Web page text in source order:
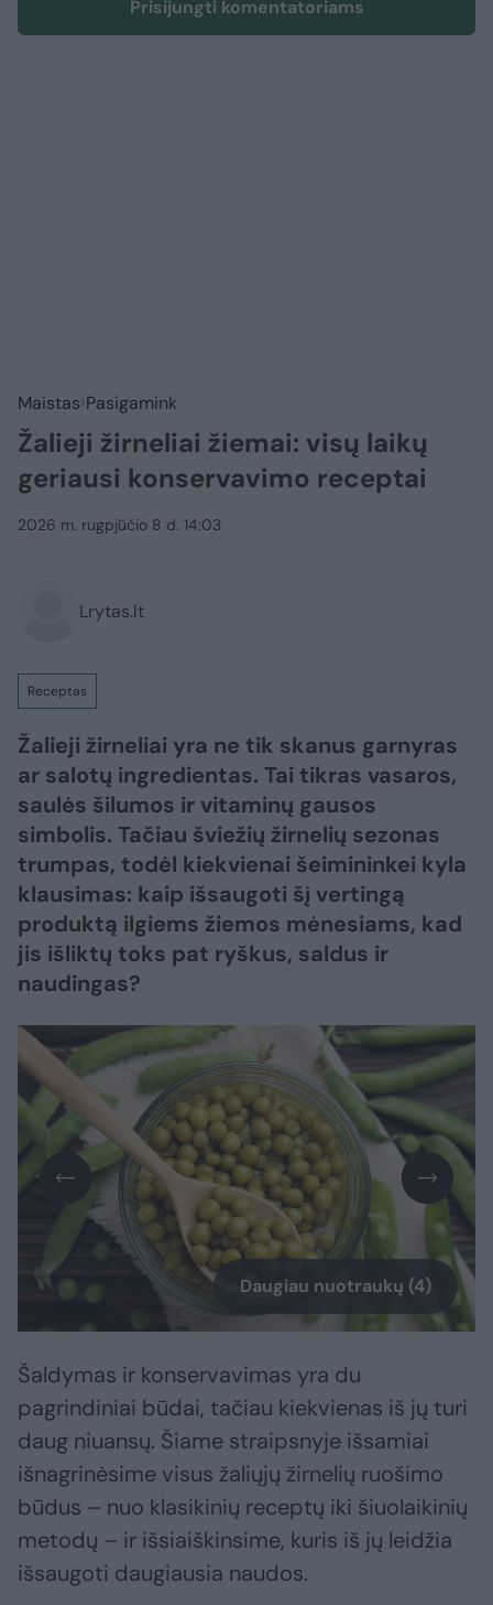
Prisijungti komentatoriams
Maistas Pasigamink
Žalieji žirneliai žiemai: visų laikų
geriausi konservavimo receptai
2026 m. rugpjūčio 8 d. 14:03
Lrytas.lt
Receptas
Žalieji žirneliai yra ne tik skanus garnyras
ar salotų ingredientas. Tai tikras vasaros,
saulės šilumos ir vitaminų gausos
simbolis. Tačiau šviežių žirnelių sezonas
trumpas, todėl kiekvienai šeimininkei kyla
klausimas: kaip išsaugoti šį vertingą
produktą ilgiems žiemos mėnesiams, kad
jis išliktų toks pat ryškus, saldus ir
naudingas?
Daugiau nuotraukų (4)
Šaldymas ir konservavimas yra du
pagrindiniai būdai, tačiau kiekvienas iš jų turi
daug niuansų. Šiame straipsnyje išsamiai
išnagrinėsime visus žaliųjų žirnelių ruošimo
būdus – nuo klasikinių receptų iki šiuolaikinių
metodų – ir išsiaiškinsime, kuris iš jų leidžia
išsaugoti daugiausia naudos.